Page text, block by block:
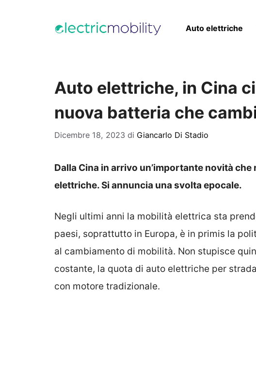
Auto elettriche
Auto elettriche, in Cina
nuova batteria che
Dicembre 18, 2023 di Giancarlo Di Stadio
Dalla Cina in arrivo un’importante novità
elettriche. Si annuncia una svolta epocale.
Negli ultimi anni la mobilità elettrica sta
paesi, soprattutto in Europa, è in primis la
al cambiamento di mobilità. Non stupisce
costante, la quota di auto elettriche per
con motore tradizionale.